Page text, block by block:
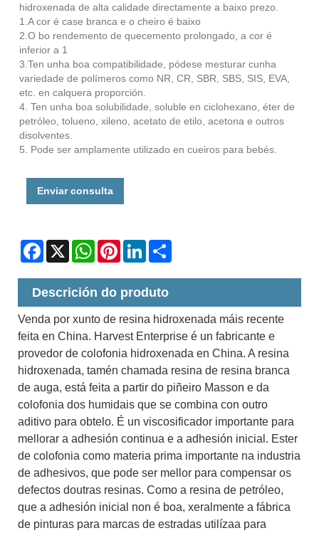
hidroxenada de alta calidade directamente a baixo prezo.
1.A cor é case branca e o cheiro é baixo
2.O bo rendemento de quecemento prolongado, a cor é
inferior a 1
3.Ten unha boa compatibilidade, pódese mesturar cunha
variedade de polímeros como NR, CR, SBR, SBS, SIS, EVA,
etc. en calquera proporción.
4. Ten unha boa solubilidade, soluble en ciclohexano, éter de
petróleo, tolueno, xileno, acetato de etilo, acetona e outros
disolventes.
5. Pode ser amplamente utilizado en cueiros para bebés.
Enviar consulta
Facebook
X WhatsAppPinterestLinkedIn
Descrición do produto
Venda por xunto de resina hidroxenada máis recente
feita en China. Harvest Enterprise é un fabricante e
provedor de colofonia hidroxenada en China. A resina
hidroxenada, tamén chamada resina de resina branca
de auga, está feita a partir do piñeiro Masson e da
colofonia dos humidais que se combina con outro
aditivo para obtelo. É un viscosificador importante para
mellorar a adhesión continua e a adhesión inicial. Ester
de colofonia como materia prima importante na industria
de adhesivos, que pode ser mellor para compensar os
defectos doutras resinas. Como a resina de petróleo,
que a adhesión inicial non é boa, xeralmente a fábrica
de pinturas para marcas de estradas utilízaa para